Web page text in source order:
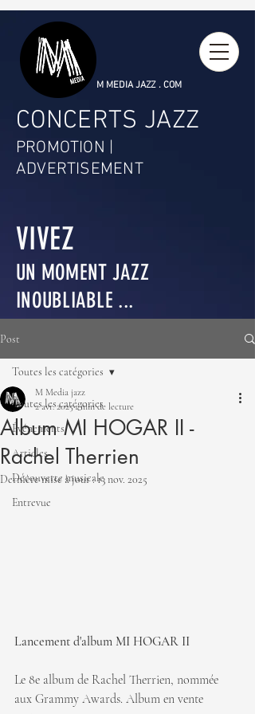
M MEDIA JAZZ . COM
CONCERTS JAZZ
PROMOTION |
ADVERTISEMENT
VIVEZ
UN MOMENT JAZZ
INOUBLIABLE ...
Post
Toutes les catégories
Événements
Articles
Découverte musicale
Entrevue
Toutes les catégories
Album MI HOGAR II -
Rachel Therrien
M Media jazz
2 avr. 20251 min de lecture
Dernière mise à jour :13 nov. 2025
Lancement d'album MI HOGAR II
​Le 8e album de Rachel Therrien, nommée
aux Grammy Awards. Album en vente